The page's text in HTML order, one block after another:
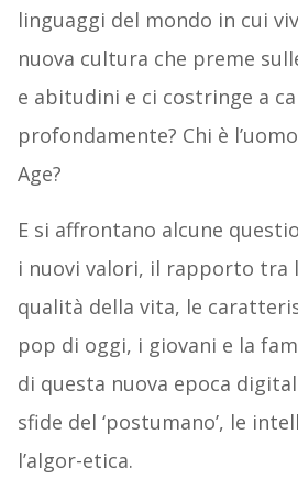
linguaggi del mondo in cui
nuova cultura che preme
e abitudini e ci costringe a
profondamente? Chi è
Age?
E si affrontano alcune
i nuovi valori, il rapporto tra
qualità della vita, le
pop di oggi, i giovani e la
di questa nuova epoca
sfide del ‘postumano’, le
l’algor-etica.